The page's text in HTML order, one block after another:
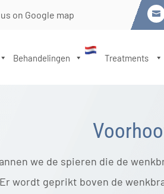
on Google map 
Behandelingen Treatments
we de spieren die de
wordt geprikt boven de